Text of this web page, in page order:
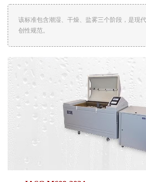
该标准包含潮湿、干燥、盐雾三个阶段，是现
创性规范。